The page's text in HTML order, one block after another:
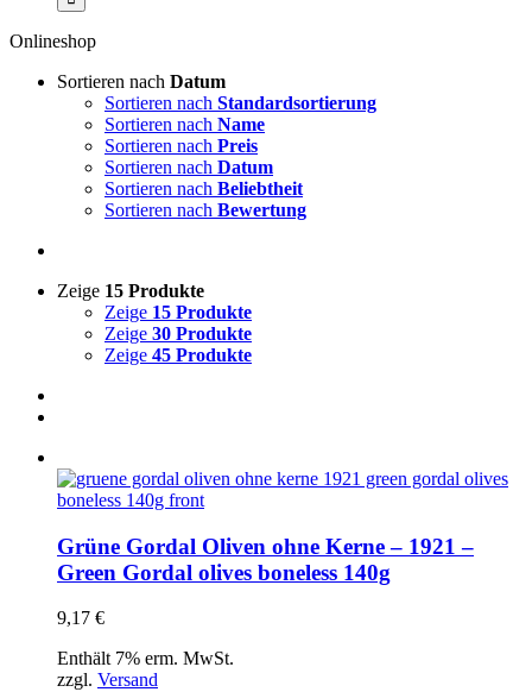
Onlineshop
Sortieren nach Datum
Sortieren nach Standardsortierung
Sortieren nach Name
Sortieren nach Preis
Sortieren nach Datum
Sortieren nach Beliebtheit
Sortieren nach Bewertung
Zeige 15 Produkte
Zeige 15 Produkte
Zeige 30 Produkte
Zeige 45 Produkte
Grüne Gordal Oliven ohne Kerne – 1921 –
Green Gordal olives boneless 140g
9,17 €
Enthält 7% erm. MwSt.
zzgl. Versand